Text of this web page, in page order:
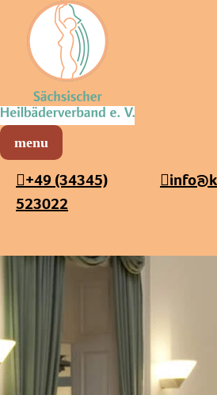
Sächsischer Heilbäderverband
+49 (34345)
523022